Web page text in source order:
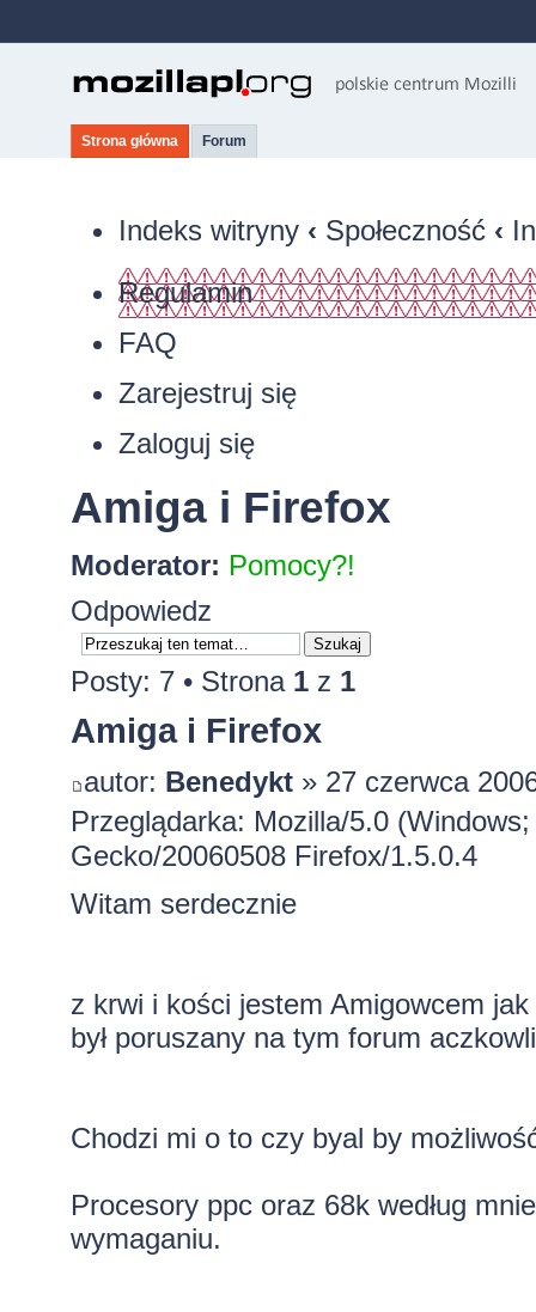
Strona główna Forum
Indeks witryny ‹ Społeczność ‹
Regulamin
FAQ
Zarejestruj się
Zaloguj się
Amiga i Firefox
Moderator: Pomocy?!
Odpowiedz
Posty: 7 • Strona 1z 1
Amiga i Firefox
autor: Benedykt» 27 czerwca
Przeglądarka: Mozilla/5.0
Gecko/20060508 Firefox/1.5.0.4
Witam serdecznie
z krwi i kości jestem Amigowcem
był poruszany na tym forum
Chodzi mi o to czy byal by
Procesory ppc oraz 68k według
wymaganiu.